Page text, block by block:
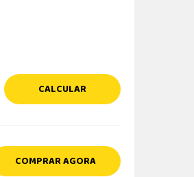
CALCULAR
COMPRAR AGORA